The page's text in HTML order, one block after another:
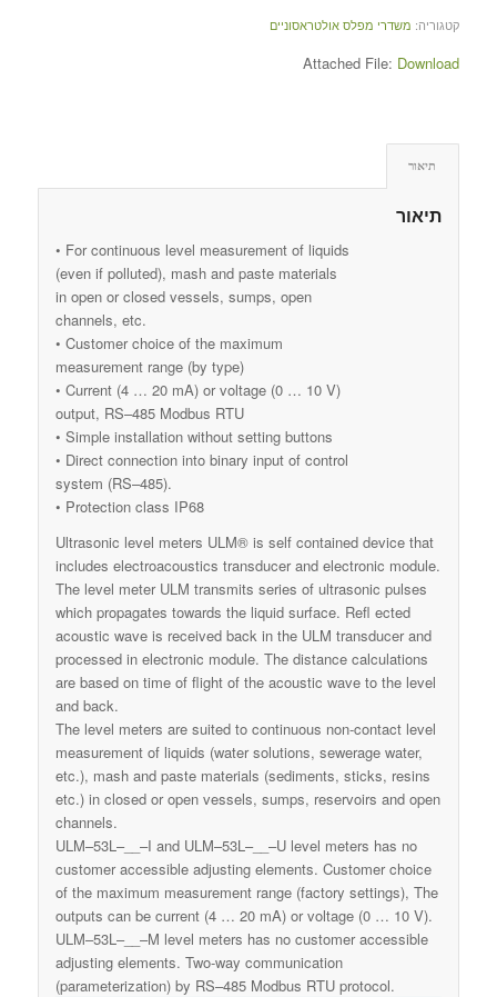
קטגוריה: משדרי מפלס אולטראסוניים
Attached File: Download
תיאור
תיאור
• For continuous level measurement of liquids
(even if polluted), mash and paste materials
in open or closed vessels, sumps, open
channels, etc.
• Customer choice of the maximum
measurement range (by type)
• Current (4 … 20 mA) or voltage (0 … 10 V)
output, RS–485 Modbus RTU
• Simple installation without setting buttons
• Direct connection into binary input of control
system (RS–485).
• Protection class IP68
Ultrasonic level meters ULM® is self contained device that
includes electroacoustics transducer and electronic module.
The level meter ULM transmits series of ultrasonic pulses
which propagates towards the liquid surface. Refl ected
acoustic wave is received back in the ULM transducer and
processed in electronic module. The distance calculations
are based on time of flight of the acoustic wave to the level
and back.
The level meters are suited to continuous non-contact level
measurement of liquids (water solutions, sewerage water,
etc.), mash and paste materials (sediments, sticks, resins
etc.) in closed or open vessels, sumps, reservoirs and open
channels.
ULM–53L–__–I and ULM–53L–__–U level meters has no
customer accessible adjusting elements. Customer choice
of the maximum measurement range (factory settings), The
outputs can be current (4 … 20 mA) or voltage (0 … 10 V).
ULM–53L–__–M level meters has no customer accessible
adjusting elements. Two-way communication
(parameterization) by RS–485 Modbus RTU protocol.